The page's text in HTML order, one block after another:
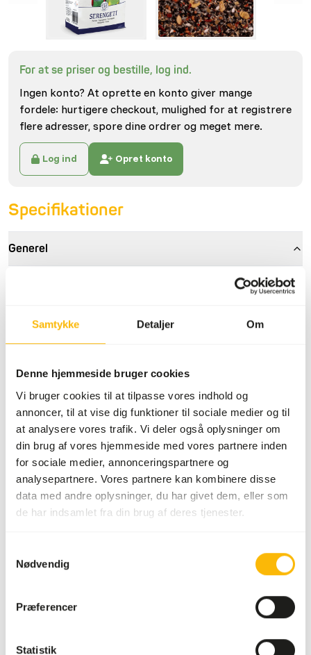
Samtykke Detaljer Om
Denne hjemmeside bruger cookies
Vi bruger cookies til at tilpasse vores indhold og
annoncer, til at vise dig funktioner til sociale medier og til
at analysere vores trafik. Vi deler også oplysninger om
din brug af vores hjemmeside med vores partnere inden
for sociale medier, annonceringspartnere og
analysepartnere. Vores partnere kan kombinere disse
data med andre oplysninger, du har givet dem, eller som
de har indsamlet fra din brug af deres tjenester.
Nødvendig
Præferencer
Statistik
For at se priser og bestille, log ind.
Ingen konto? At oprette en konto giver mange
fordele: hurtigere checkout, mulighed for at registrere
flere adresser, spore dine ordrer og meget mere.
Log ind Opret konto
Specifikationer
Generel
Birdelicious Parrots
Artikel kode
ND105
Lagerstatus
På lager
Detaljer
Sammensætning
frø (1% chia, 1% quinoa),
kornprodukter, frugter
(2% rosiner, 1,5% tørrede
hyben, 1% tørrede
0,8% tørret æble, 0,8%
Mærke